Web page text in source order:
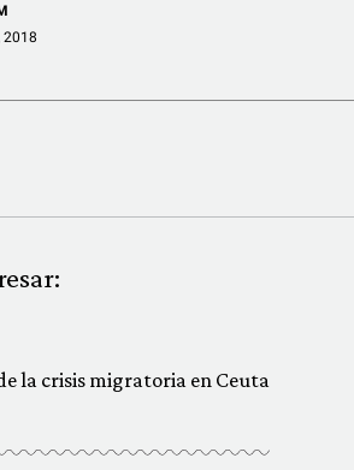
2018
la crisis migratoria en Ceuta